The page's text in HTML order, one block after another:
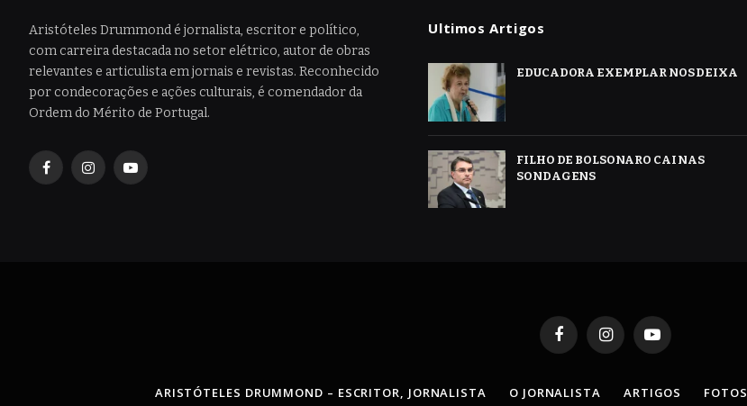
Aristóteles Drummond é jornalista, escritor e político,
com carreira destacada no setor elétrico, autor de obras
relevantes e articulista em jornais e revistas. Reconhecido
por condecorações e ações culturais, é comendador da
Ordem do Mérito de Portugal.
FacebookInstagramYouTube
Ultimos Artigos
EDUCADORA EXEMPLAR NOS DEIXA
FILHO DE BOLSONARO CAI NAS
SONDAGENS
FacebookInstagramYouTube
ARISTÓTELES DRUMMOND – ESCRITOR, JORNALISTA O JORNALISTA ARTIGOS FOTOS